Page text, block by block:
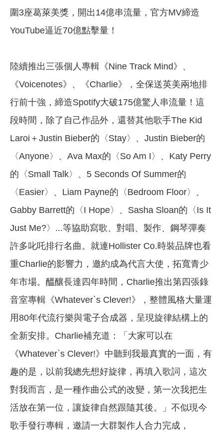
圍3座葛萊美獎，開出14億串流量，官方MV締造
YouTube逼近70億點擊量！
陸續推出三張個人專輯《Nine Track Mind》、
《Voicenotes》、《Charlie》，全保送英美兩地排
行前十強，締造Spotify大破175億驚人串流量！這
段時間，除了自己作品外，還替其他歌手The Kid
Laroi＋Justin Bieber的〈Stay〉、Justin Bieber的
〈Anyone〉、Ava Max的〈So Am I〉、Katy Perry
的〈Small Talk〉、5 Seconds Of Summer的
〈Easier〉、Liam Payne的〈Bedroom Floor〉、
Gabby Barrett的〈I Hope〉、Sasha Sloan的〈Is It
Just Me?〉...等協助寫歌、對唱、製作、鋼琴彈奏
許多叱吒排行名曲。就連Hollister Co.時裝品牌也看
重Charlie的影響力，邀約成為代言大使，拓寬青少
年市場。醞釀長達四年時間，Charlie推出第四張錄
音室專輯《Whatever`s Clever!》，整體風格大量運
用80年代流行樂與電子合成器，呈現旋律結構上的
全新安排。Charlie補充道：「大家可以在
《Whatever`s Clever!》中聽到我最真實的一面，有
趣的是，以前我總先想好旋律，再填入歌詞，這次
對我而言，是一種作曲公式的改變，第一次我把生
活放在第一位，讓旋律自然跟隨其後。」不似現今
歌手發行專輯，邀請一大群製作人合力完成，